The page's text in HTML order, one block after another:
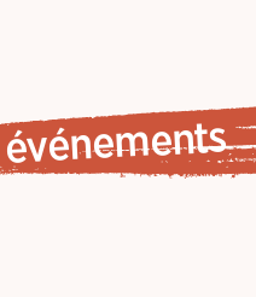
événements